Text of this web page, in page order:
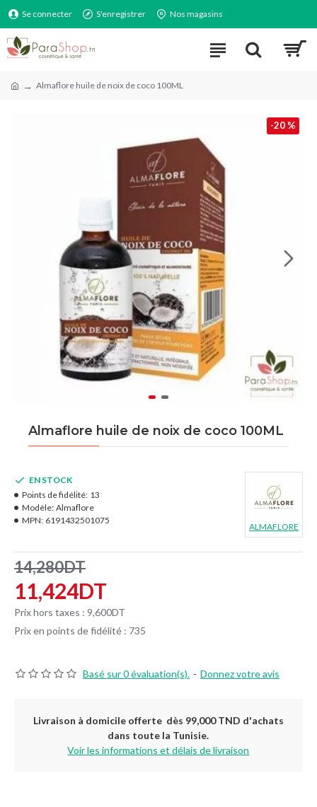
Se connecter S'enregistrer Nos magasins
Almaflore huile de noix de coco 100ML
-20 %
Almaflore huile de noix de coco 100ML
Basé sur 0 évaluation(s). - Donnez votre avis
11,424DT
14,280DT
Prix hors taxes : 9,600DT
Prix en points de fidélité : 735
EN STOCK
Points de fidélité: 13
Modèle: Almaflore
MPN: 6191432501075
ALMAFLORE
Livraison à domicile offerte dès 99,000 TND d'achats
dans toute la Tunisie.
Voir les informations et délais de livraison